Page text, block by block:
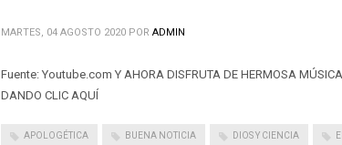
MARTES, 04 AGOSTO 2020 POR ADMIN
Fuente: Youtube.com Y AHORA DISFRUTA DE HERMOSA
DANDO CLIC AQUÍ
APOLOGÉTICA BUENA NOTICIA DIOS Y CIENCIA